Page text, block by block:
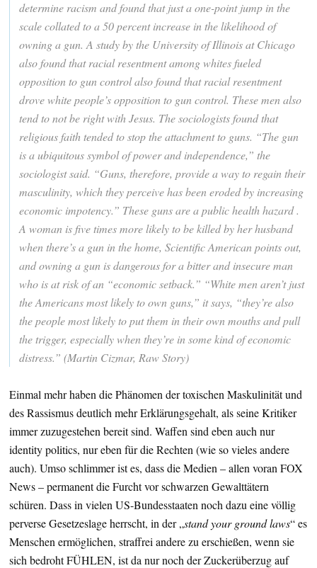
determine racism and found that just a one-point jump in the
scale collated to a 50 percent increase in the likelihood of
owning a gun. A study by the University of Illinois at Chicago
also found that racial resentment among whites fueled
opposition to gun control also found that racial resentment
drove white people’s opposition to gun control. These men also
tend to not be right with Jesus. The sociologists found that
religious faith tended to stop the attachment to guns. “The gun
is a ubiquitous symbol of power and independence,” the
sociologist said. “Guns, therefore, provide a way to regain their
masculinity, which they perceive has been eroded by increasing
economic impotency.” These guns are a public health hazard .
A woman is five times more likely to be killed by her husband
when there’s a gun in the home, Scientific American points out,
and owning a gun is dangerous for a bitter and insecure man
who is at risk of an “economic setback.” “White men aren’t just
the Americans most likely to own guns,” it says, “they’re also
the people most likely to put them in their own mouths and pull
the trigger, especially when they’re in some kind of economic
distress.” (Martin Cizmar, Raw Story)
Einmal mehr haben die Phänomen der toxischen Maskulinität und
des Rassismus deutlich mehr Erklärungsgehalt, als seine Kritiker
immer zuzugestehen bereit sind. Waffen sind eben auch nur
identity politics, nur eben für die Rechten (wie so vieles andere
auch). Umso schlimmer ist es, dass die Medien – allen voran FOX
News – permanent die Furcht vor schwarzen Gewalttätern
schüren. Dass in vielen US-Bundesstaaten noch dazu eine völlig
perverse Gesetzeslage herrscht, in der „stand your ground laws“ es
Menschen ermöglichen, straffrei andere zu erschießen, wenn sie
sich bedroht FÜHLEN, ist da nur noch der Zuckerüberzug auf